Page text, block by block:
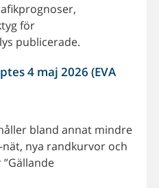
för
publicerade.
4 maj 2026 (EVA
bland annat mindre
nya randkurvor och